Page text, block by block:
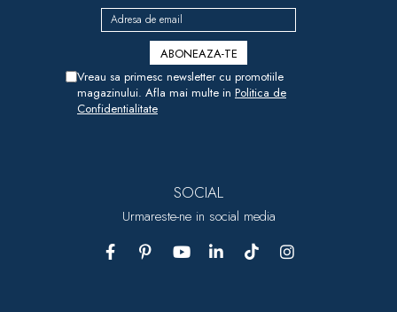
Vreau sa primesc newsletter cu promotiile
magazinului. Afla mai multe in Politica de
Confidentialitate
SOCIAL
Urmareste-ne in social media